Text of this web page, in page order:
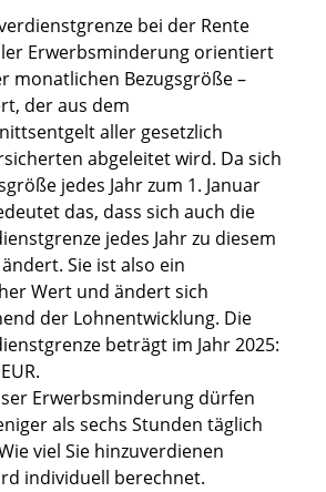
bei der Rente
Erwerbsminderung orientiert
monatlichen Bezugsgröße –
der aus dem
aller gesetzlich
abgeleitet wird. Da sich
jedes Jahr zum 1. Januar
das, dass sich auch die
jedes Jahr zu diesem
Sie ist also ein
Wert und ändert sich
der Lohnentwicklung. Die
beträgt im Jahr 2025:
Erwerbsminderung dürfen
als sechs Stunden täglich
viel Sie hinzuverdienen
individuell berechnet.